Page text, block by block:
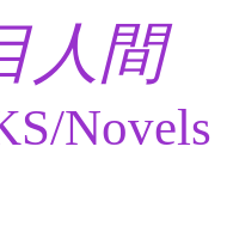
人間
Novels